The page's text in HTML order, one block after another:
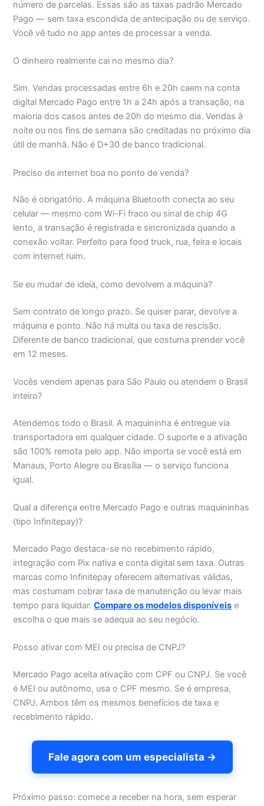
número de parcelas. Essas são as taxas padrão Mercado
Pago — sem taxa escondida de antecipação ou de serviço.
Você vê tudo no app antes de processar a venda.
O dinheiro realmente cai no mesmo dia?
Sim. Vendas processadas entre 6h e 20h caem na conta
digital Mercado Pago entre 1h a 24h após a transação, na
maioria dos casos antes de 20h do mesmo dia. Vendas à
noite ou nos fins de semana são creditadas no próximo dia
útil de manhã. Não é D+30 de banco tradicional.
Preciso de internet boa no ponto de venda?
Não é obrigatório. A máquina Bluetooth conecta ao seu
celular — mesmo com Wi-Fi fraco ou sinal de chip 4G
lento, a transação é registrada e sincronizada quando a
conexão voltar. Perfeito para food truck, rua, feira e locais
com internet ruim.
Se eu mudar de ideia, como devolvem a máquina?
Sem contrato de longo prazo. Se quiser parar, devolve a
máquina e ponto. Não há multa ou taxa de rescisão.
Diferente de banco tradicional, que costuma prender você
em 12 meses.
Vocês vendem apenas para São Paulo ou atendem o Brasil
inteiro?
Atendemos todo o Brasil. A maquininha é entregue via
transportadora em qualquer cidade. O suporte e a ativação
são 100% remota pelo app. Não importa se você está em
Manaus, Porto Alegre ou Brasília — o serviço funciona
igual.
Qual a diferença entre Mercado Pago e outras maquininhas
(tipo Infinitepay)?
Mercado Pago destaca-se no recebimento rápido,
integração com Pix nativa e conta digital sem taxa. Outras
marcas como Infinitepay oferecem alternativas válidas,
mas costumam cobrar taxa de manutenção ou levar mais
tempo para liquidar.Compare os modelos disponíveis e
escolha o que mais se adequa ao seu negócio.
Posso ativar com MEI ou precisa de CNPJ?
Mercado Pago aceita ativação com CPF ou CNPJ. Se você
é MEI ou autônomo, usa o CPF mesmo. Se é empresa,
CNPJ. Ambos têm os mesmos benefícios de taxa e
recebimento rápido.
Fale agora com um especialista →
Próximo passo: comece a receber na hora, sem esperar